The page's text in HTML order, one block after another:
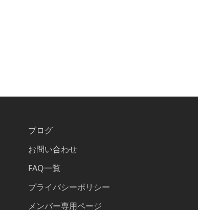
ブログ
お問い合わせ
FAQ一覧
プライバシーポリシー
メンバー専用ページ